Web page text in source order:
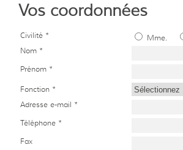
Vos coordonnées
Civilité * Mme.
Nom *
Prénom *
Fonction *
Adresse e-mail *
Téléphone *
Fax